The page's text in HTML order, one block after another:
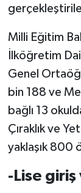
Milli Eğitim
İlköğretim
Genel
bin 188 ve
bağlı 13
Çıraklık ve
yaklaşık 800
-Lise giriş